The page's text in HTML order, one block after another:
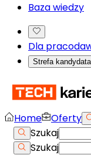
Baza wiedzy
Dla
Strefa kandydata
Home Oferty
Szukaj
Szukaj